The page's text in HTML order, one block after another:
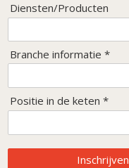
Diensten/Producten
Branche informatie *
Positie in de keten *
Inschrijven